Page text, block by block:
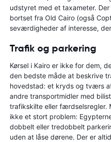
udstyret med et taxameter.
bortset fra Old Cairo (også
seværdigheder af interesse,
Trafik og parkering
Kørsel i Kairo er ikke for dem,
den bedste måde at beskrive
hovedstad: et kryds og tværs
andre transportmidler med
trafikskilte eller færdselsregler.
ikke et stort problem:
dobbelt eller tredobbelt
uden at låse dørene. Der er